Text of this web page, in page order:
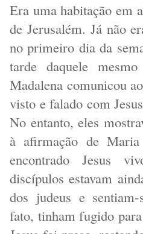
Era uma habitação em
de Jerusalém. Já não
no primeiro dia da
tarde daquele
Madalena comunicou
visto e falado com
No entanto, eles
à afirmação de
encontrado Jesus
discípulos estavam
dos judeus e
fato, tinham fugido para